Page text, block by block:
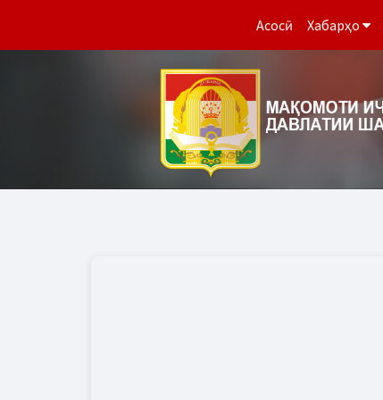
Асосӣ Хабарҳо